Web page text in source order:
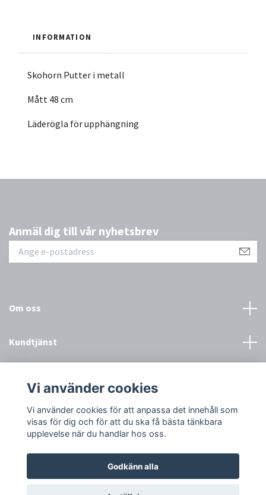
INFORMATION
Skohorn Putter i metall
Mått 48 cm
Läderögla för upphängning
Anmäl dig till vår nyhetsbrev
Om oss
Kundtjänst
Sociala medier
© 2026 Town & Country
Vi använder cookies
Vi använder cookies för att anpassa det innehåll som
visas för dig och för att du ska få bästa tänkbara
upplevelse när du handlar hos oss.
Godkänn alla